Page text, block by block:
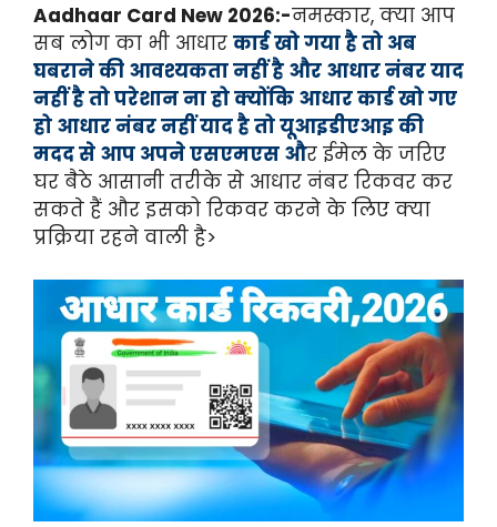
Aadhaar Card New 2026:-नमस्कार, क्या आप
सब लोग का भी आधार कार्ड खो गया है तो अब
घबराने की आवश्यकता नहीं है और आधार नंबर याद
नहीं है तो परेशान ना हो क्योंकि आधार कार्ड खो गए
हो आधार नंबर नहीं याद है तो यूआइडीएआइ की
मदद से आप अपने एसएमएस और ईमेल के जरिए
घर बैठे आसानी तरीके से आधार नंबर रिकवर कर
सकते हैं और इसको रिकवर करने के लिए क्या
प्रक्रिया रहने वाली है>